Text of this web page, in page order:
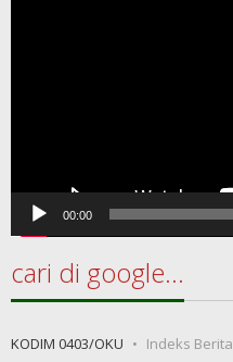
00:00
cari di google…
KODIM 0403/OKU Indeks Berita